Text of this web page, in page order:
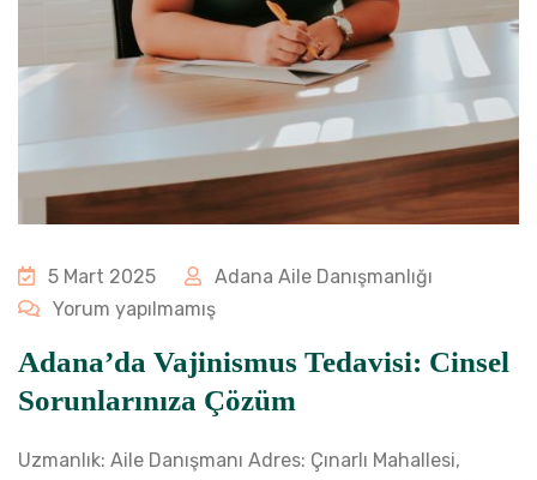
5 Mart 2025
Adana Aile Danışmanlığı
Yorum yapılmamış
Adana’da Vajinismus Tedavisi: Cinsel
Sorunlarınıza Çözüm
Uzmanlık: Aile Danışmanı Adres: Çınarlı Mahallesi,